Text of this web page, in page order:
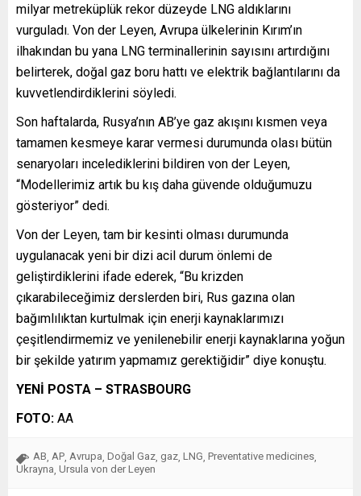
milyar metreküplük rekor düzeyde LNG aldıklarını
vurguladı. Von der Leyen, Avrupa ülkelerinin Kırım’ın
ilhakından bu yana LNG terminallerinin sayısını artırdığını
belirterek, doğal gaz boru hattı ve elektrik bağlantılarını da
kuvvetlendirdiklerini söyledi.
Son haftalarda, Rusya’nın AB’ye gaz akışını kısmen veya
tamamen kesmeye karar vermesi durumunda olası bütün
senaryoları incelediklerini bildiren von der Leyen,
“Modellerimiz artık bu kış daha güvende olduğumuzu
gösteriyor” dedi.
Von der Leyen, tam bir kesinti olması durumunda
uygulanacak yeni bir dizi acil durum önlemi de
geliştirdiklerini ifade ederek, “Bu krizden
çıkarabileceğimiz derslerden biri, Rus gazına olan
bağımlılıktan kurtulmak için enerji kaynaklarımızı
çeşitlendirmemiz ve yenilenebilir enerji kaynaklarına yoğun
bir şekilde yatırım yapmamız gerektiğidir” diye konuştu.
YENİ POSTA – STRASBOURG
FOTO: AA
AB AP Avrupa Doğal Gaz gaz LNG Preventative medicines
Ukrayna Ursula von der Leyen